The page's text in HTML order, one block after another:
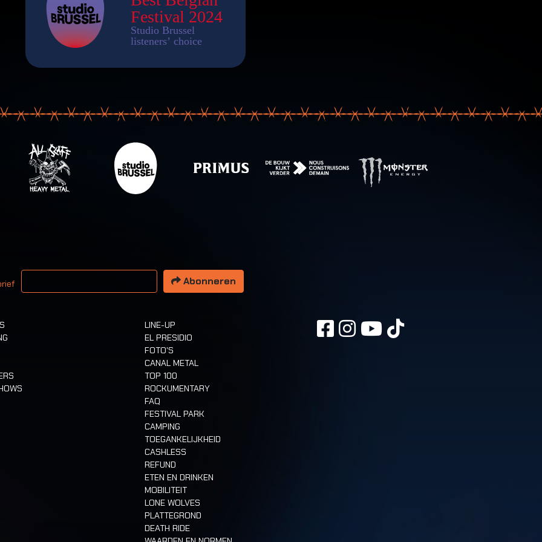
email adres
Abonneren
LINE-UP
EL PRESIDIO
FOTO'S
CANAL METAL
TOP 100
ROCKUMENTARY
FAQ
FESTIVAL PARK
CAMPING
TOEGANKELIJKHEID
CASHLESS
REFUND
ETEN EN DRINKEN
MOBILITEIT
LONE WOLVES
PLATTEGROND
DEATH RIDE